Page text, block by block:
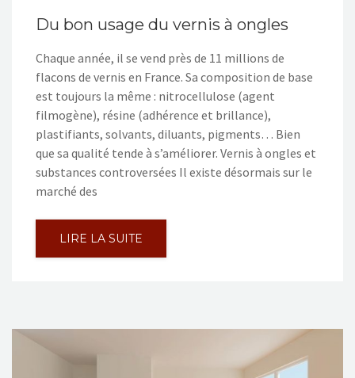
Du bon usage du vernis à ongles
Chaque année, il se vend près de 11 millions de
flacons de vernis en France. Sa composition de base
est toujours la même : nitrocellulose (agent
filmogène), résine (adhérence et brillance),
plastifiants, solvants, diluants, pigments… Bien
que sa qualité tende à s’améliorer. Vernis à ongles et
substances controversées Il existe désormais sur le
marché des
LIRE LA SUITE